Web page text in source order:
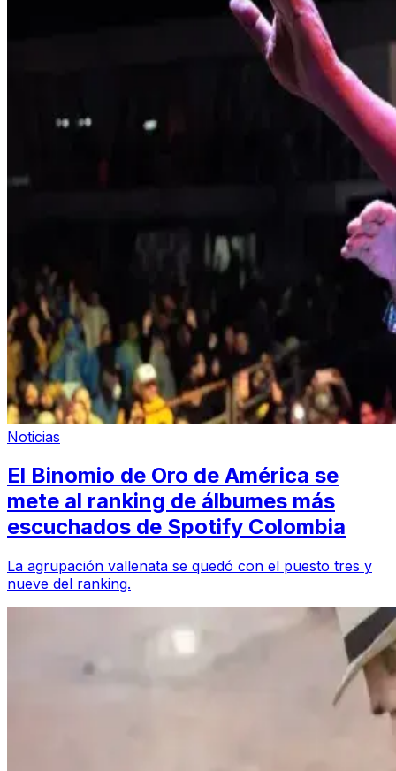
Noticias
El Binomio de Oro de América se
mete al ranking de álbumes más
escuchados de Spotify Colombia
La agrupación vallenata se quedó con el puesto tres y
nueve del ranking.